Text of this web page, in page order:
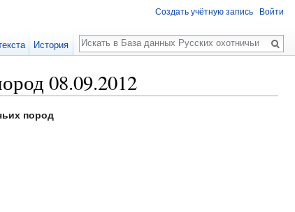
08.09.2012
пород
Создать учётную запись Войти
История
Поиск